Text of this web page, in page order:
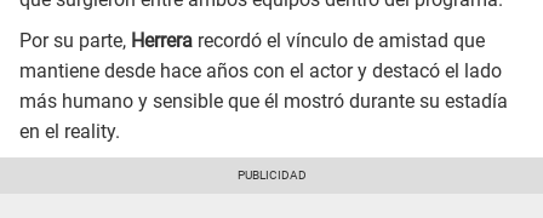
Por su parte, Herrera recordó el vínculo de amistad que
mantiene desde hace años con el actor y destacó el lado
más humano y sensible que él mostró durante su estadía
en el reality.